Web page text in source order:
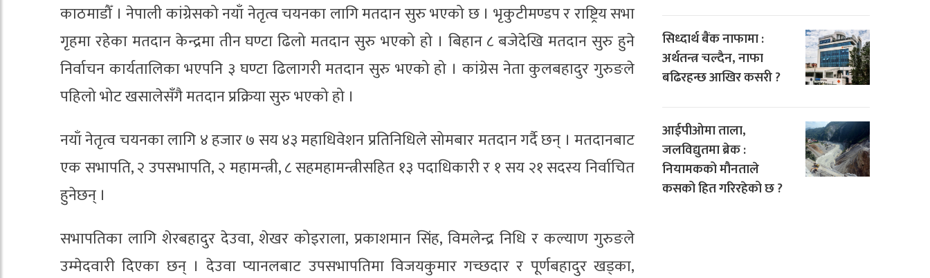
काठमाडौँ । नेपाली कांग्रेसको नयाँ नेतृत्व चयनका लागि मतदान सुरु भएको छ । भृकुटीमण्डप र राष्ट्रिय सभा
गृहमा रहेका मतदान केन्द्रमा तीन घण्टा ढिलो मतदान सुरु भएको हो । बिहान ८ बजेदेखि मतदान सुरु हुने
निर्वाचन कार्यतालिका भएपनि ३ घण्टा ढिलागरी मतदान सुरु भएको हो । कांग्रेस नेता कुलबहादुर गुरुङले
पहिलो भोट खसालेसँगै मतदान प्रक्रिया सुरु भएको हो ।
नयाँ नेतृत्व चयनका लागि ४ हजार ७ सय ४३ महाधिवेशन प्रतिनिधिले सोमबार मतदान गर्दै छन् । मतदानबाट
एक सभापति, २ उपसभापति, २ महामन्त्री, ८ सहमहामन्त्रीसहित १३ पदाधिकारी र १ सय २१ सदस्य निर्वाचित
हुनेछन् ।
सभापतिका लागि शेरबहादुर देउवा, शेखर कोइराला, प्रकाशमान सिंह, विमलेन्द्र निधि र कल्याण गुरुङले
उम्मेदवारी दिएका छन् । देउवा प्यानलबाट उपसभापतिमा विजयकुमार गच्छदार र पूर्णबहादुर खड्का,
सिध्दार्थ बैंक नाफामा :
अर्थतन्त्र चल्दैन, नाफा
बढिरहन्छ आखिर कसरी ?
आईपीओमा ताला,
जलविद्युतमा ब्रेक :
नियामकको मौनताले
कसको हित गरिरहेको छ ?